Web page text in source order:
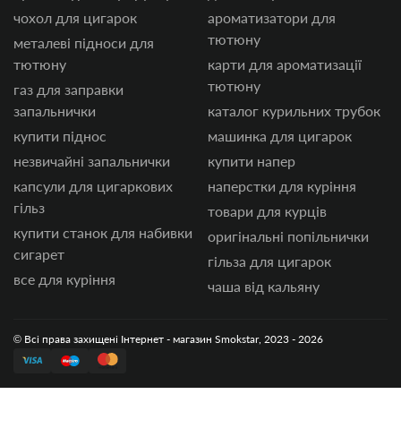
чохол для цигарок
металеві підноси для
тютюну
газ для заправки
запальнички
купити піднос
незвичайні запальнички
капсули для цигаркових
гільз
купити станок для набивки
сигарет
все для куріння
ароматизатори для
тютюну
карти для ароматизації
тютюну
каталог курильних трубок
машинка для цигарок
купити напер
наперстки для куріння
товари для курців
оригінальні попільнички
гільза для цигарок
чаша від кальяну
© Всі права захищені Інтернет - магазин Smokstar, 2023 - 2026